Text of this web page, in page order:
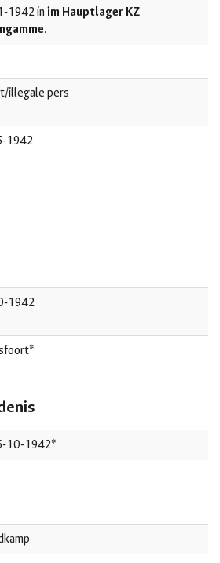
1942 in im Hauptlager KZ
.
illegale pers
1942
1942
10-1942*